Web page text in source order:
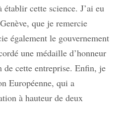
cette science. J’ai eu
que je remercie
également le gouvernement
une médaille d’honneur
de cette entreprise. Enfin, je
Européenne, qui a
à hauteur de deux